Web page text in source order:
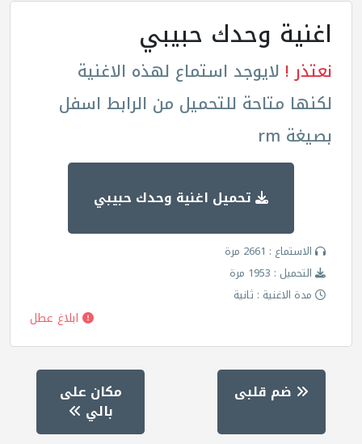
اغنية وحدك حبيبي
نعتذر ! لايوجد استماع لهذه الاغنية
لكنها متاحة للتحميل من الرابط اسفل
بصيغة rm
تحميل اغنية وحدك حبيبي
الاستماع : 2661 مرة
التحميل : 1953 مرة
مدة الاغنية : ثانية
ابلاغ عطل
ضم قلبى مكان على
بالي